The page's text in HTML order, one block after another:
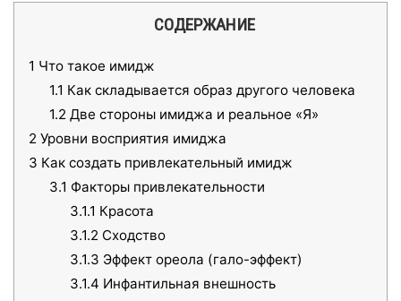
СОДЕРЖАНИЕ
1 Что такое имидж
1.1 Как складывается образ другого человека
1.2 Две стороны имиджа и реальное «Я»
2 Уровни восприятия имиджа
3 Как создать привлекательный имидж
3.1 Факторы привлекательности
3.1.1 Красота
3.1.2 Сходство
3.1.3 Эффект ореола (гало-эффект)
3.1.4 Инфантильная внешность